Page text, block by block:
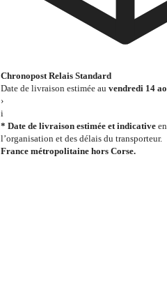
Chronopost Relais Standard
Date de livraison estimée au vendredi 14
›
i
* Date de livraison estimée et indicative
l’organisation et des délais du transporteur.
France métropolitaine hors Corse.